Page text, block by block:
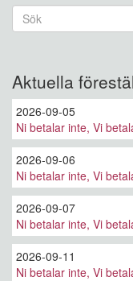
Sökformulär
Aktuella
2026-09-05
Ni betalar inte, Vi
2026-09-06
Ni betalar inte, Vi
2026-09-07
Ni betalar inte, Vi
2026-09-11
Ni betalar inte, Vi